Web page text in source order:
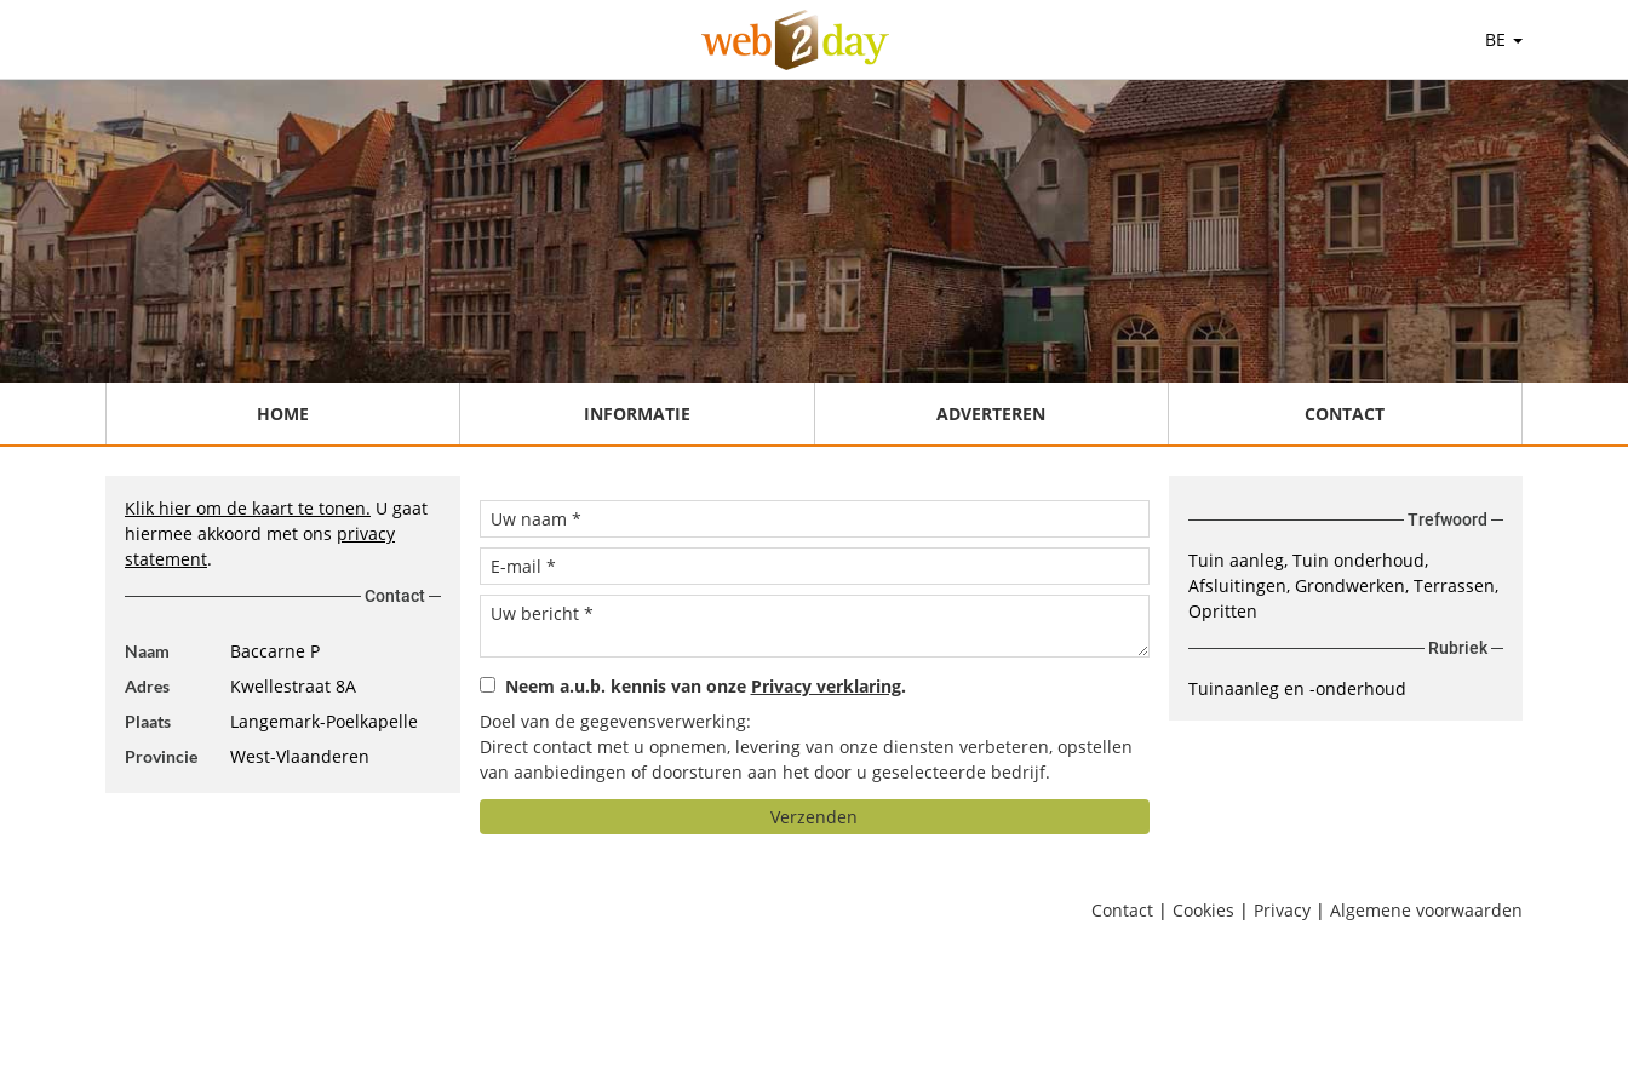
BE
HOME INFORMATIE ADVERTEREN CONTACT
Klik hier om de kaart te tonen. U gaat
hiermee akkoord met ons privacy
statement.
Contact
Naam Baccarne P
Adres Kwellestraat 8A
Plaats Langemark-Poelkapelle
Provincie West-Vlaanderen
Neem a.u.b. kennis van onze Privacy verklaring.
Doel van de gegevensverwerking:
Direct contact met u opnemen, levering van onze diensten verbeteren, opstellen
van aanbiedingen of doorsturen aan het door u geselecteerde bedrijf.
Verzenden
Trefwoord
Tuin aanleg, Tuin onderhoud,
Afsluitingen, Grondwerken, Terrassen,
Opritten
Rubriek
Tuinaanleg en -onderhoud
Contact | Cookies | Privacy | Algemene voorwaarden